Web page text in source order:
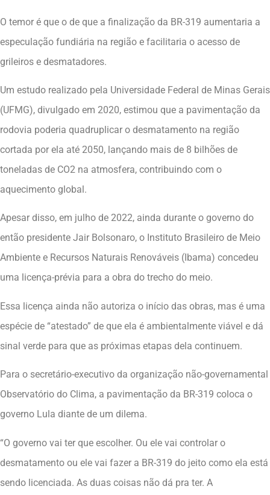
O temor é que o de que a finalização da BR-319 aumentaria a
especulação fundiária na região e facilitaria o acesso de
grileiros e desmatadores.
Um estudo realizado pela Universidade Federal de Minas Gerais
(UFMG), divulgado em 2020, estimou que a pavimentação da
rodovia poderia quadruplicar o desmatamento na região
cortada por ela até 2050, lançando mais de 8 bilhões de
toneladas de CO2 na atmosfera, contribuindo com o
aquecimento global.
Apesar disso, em julho de 2022, ainda durante o governo do
então presidente Jair Bolsonaro, o Instituto Brasileiro de Meio
Ambiente e Recursos Naturais Renováveis (Ibama) concedeu
uma licença-prévia para a obra do trecho do meio.
Essa licença ainda não autoriza o início das obras, mas é uma
espécie de “atestado” de que ela é ambientalmente viável e dá
sinal verde para que as próximas etapas dela continuem.
Para o secretário-executivo da organização não-governamental
Observatório do Clima, a pavimentação da BR-319 coloca o
governo Lula diante de um dilema.
“O governo vai ter que escolher. Ou ele vai controlar o
desmatamento ou ele vai fazer a BR-319 do jeito como ela está
sendo licenciada. As duas coisas não dá pra ter. A